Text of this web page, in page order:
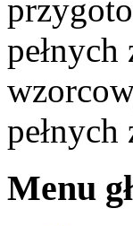
Menu